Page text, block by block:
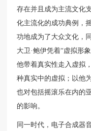
存在并且成为主流文化
化主流化的成功典例，
功地成为了大众文化，
大卫·鲍伊凭着“虚拟形
他带着真实性走入虚拟
种真实中的虚拟；以他
也对包括摇滚乐在内的
的影响。
同一时代，电子合成器